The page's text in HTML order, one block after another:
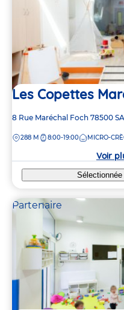
Les Copettes
Adresse
la
8 Rue Maréchal Foch 78500
DISTANCE
288 M 8:00-19:00 MICRO-
Voir
Sélectionnée
Partenaire